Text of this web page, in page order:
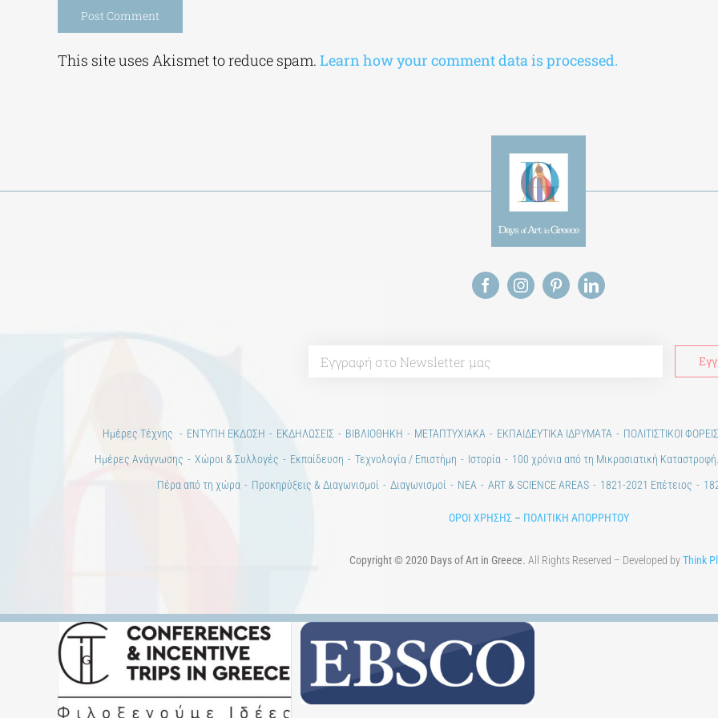
This site uses Akismet to reduce spam. Learn how your comment data is processed.
Ημέρες Τέχνης ΕΝΤΥΠΗ ΕΚΔΟΣΗ ΕΚΔΗΛΩΣΕΙΣ ΒΙΒΛΙΟΘΗΚΗ ΜΕΤΑΠΤΥΧΙΑΚΑ ΕΚΠΑΙΔΕΥΤΙΚΑ ΙΔΡΥΜΑΤΑ ΠΟΛΙΤΙΣΤΙΚΟΙ ΦΟΡΕΙΣ
Ημέρες Ανάγνωσης
Χώροι & Συλλογές Εκπαίδευση Τεχνολογία / Επιστήμη Ιστορία 100 χρόνια από τη Μικρασιατική
Πέρα από τη χώρα
Προκηρύξεις & Διαγωνισμοί Διαγωνισμοί ΝΕΑ ART & SCIENCE AREAS 1821-2021 Επέτειος
ΟΡΟΙ ΧΡΗΣΗΣ– ΠΟΛΙΤΙΚΗ ΑΠΟΡΡΗΤΟΥ
Copyright © 2020 Days of Art in Greece. All Rights Reserved – Developed byThink